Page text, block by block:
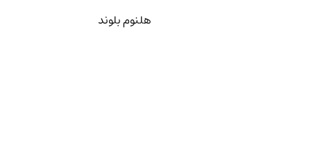
هلنوم بلوند